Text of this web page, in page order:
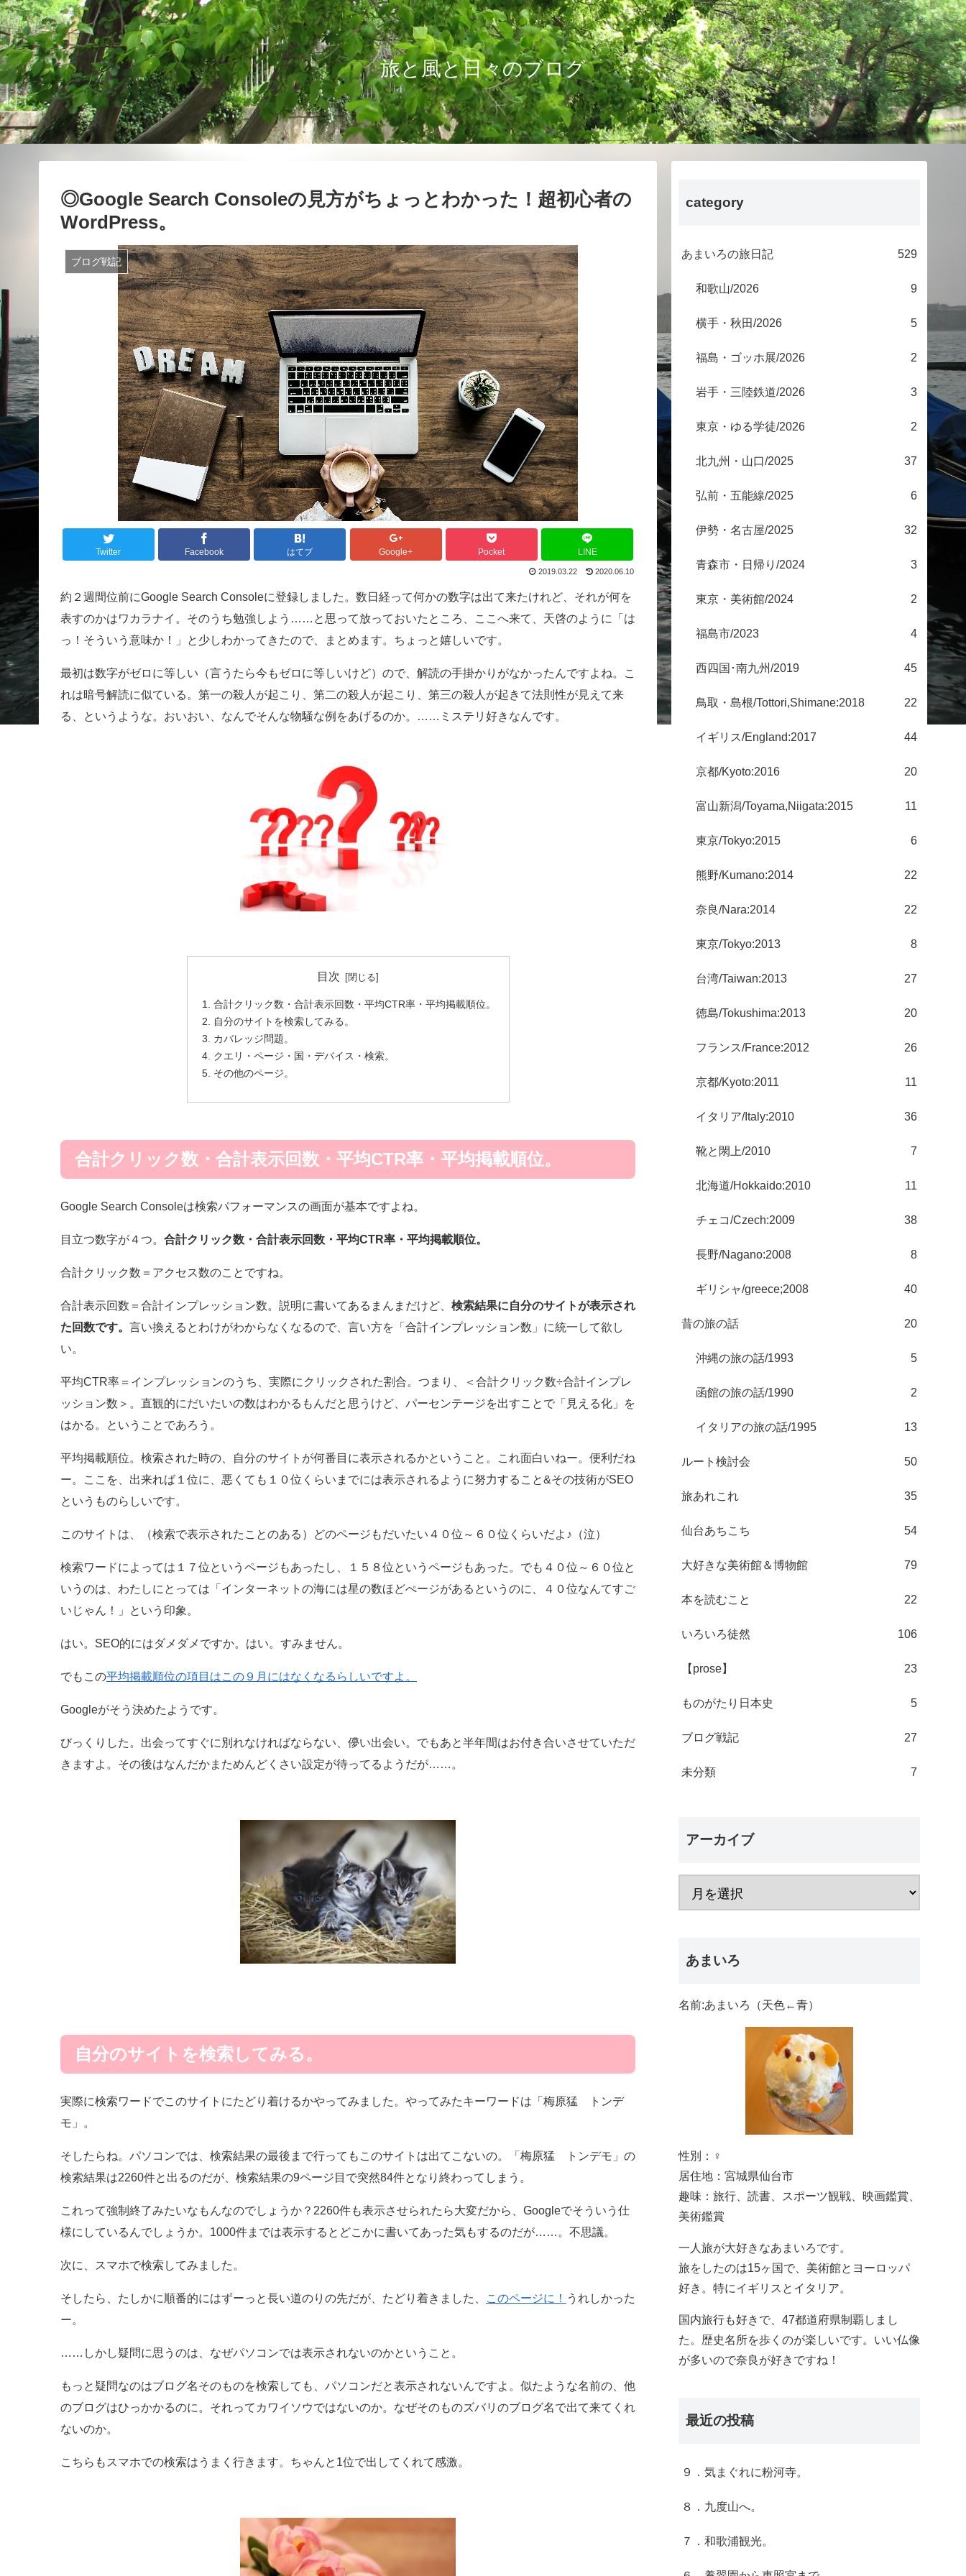
旅と風と日々のブログ
◎Google Search Consoleの見方がちょっとわかった！超初心者の
WordPress。
ブログ戦記
Twitter Facebook はてブ Google+ Pocket LINE
2019.03.22 2020.06.10
約２週間位前にGoogle Search Consoleに登録しました。数日経って何かの数字は出て来たけれど、それが何を
表すのかはワカラナイ。そのうち勉強しよう……と思って放っておいたところ、ここへ来て、天啓のように「は
っ！そういう意味か！」と少しわかってきたので、まとめます。ちょっと嬉しいです。
最初は数字がゼロに等しい（言うたら今もゼロに等しいけど）ので、解読の手掛かりがなかったんですよね。こ
れは暗号解読に似ている。第一の殺人が起こり、第二の殺人が起こり、第三の殺人が起きて法則性が見えて来
る、というような。おいおい、なんでそんな物騒な例をあげるのか。……ミステリ好きなんです。
目次
合計クリック数・合計表示回数・平均CTR率・平均掲載順位。
自分のサイトを検索してみる。
カバレッジ問題。
クエリ・ページ・国・デバイス・検索。
その他のページ。
合計クリック数・合計表示回数・平均CTR率・平均掲載順位。
Google Search Consoleは検索パフォーマンスの画面が基本ですよね。
目立つ数字が４つ。 合計クリック数・合計表示回数・平均CTR率・平均掲載順位。
合計クリック数＝アクセス数のことですね。
合計表示回数＝合計インプレッション数。説明に書いてあるまんまだけど、 検索結果に自分のサイトが表示され
た回数です。 言い換えるとわけがわからなくなるので、言い方を「合計インプレッション数」に統一して欲し
い。
平均CTR率＝インプレッションのうち、実際にクリックされた割合。つまり、＜合計クリック数÷合計インプレ
ッション数＞。直観的にだいたいの数はわかるもんだと思うけど、パーセンテージを出すことで「見える化」を
はかる。ということであろう。
平均掲載順位。検索された時の、自分のサイトが何番目に表示されるかということ。これ面白いねー。便利だね
ー。ここを、出来れば１位に、悪くても１０位くらいまでには表示されるように努力すること&その技術がSEO
というものらしいです。
このサイトは、（検索で表示されたことのある）どのページもだいたい４０位～６０位くらいだよ♪（泣）
検索ワードによっては１７位というページもあったし、１５８位というページもあった。でも４０位～６０位と
いうのは、わたしにとっては「インターネットの海には星の数ほどぺージがあるというのに、４０位なんてすご
いじゃん！」という印象。
はい。SEO的にはダメダメですか。はい。すみません。
でもこの平均掲載順位の項目はこの９月にはなくなるらしいですよ。
Googleがそう決めたようです。
びっくりした。出会ってすぐに別れなければならない、儚い出会い。でもあと半年間はお付き合いさせていただ
きますよ。その後はなんだかまためんどくさい設定が待ってるようだが……。
自分のサイトを検索してみる。
実際に検索ワードでこのサイトにたどり着けるかやってみました。やってみたキーワードは「梅原猛 トンデ
モ」。
そしたらね。パソコンでは、検索結果の最後まで行ってもこのサイトは出てこないの。「梅原猛 トンデモ」の
検索結果は2260件と出るのだが、検索結果の9ページ目で突然84件となり終わってしまう。
これって強制終了みたいなもんなのでしょうか？2260件も表示させられたら大変だから、Googleでそういう仕
様にしているんでしょうか。1000件までは表示するとどこかに書いてあった気もするのだが……。不思議。
次に、スマホで検索してみました。
そしたら、たしかに順番的にはずーっと長い道のりの先だが、たどり着きました、 このページに！ うれしかった
ー。
……しかし疑問に思うのは、なぜパソコンでは表示されないのかということ。
もっと疑問なのはブログ名そのものを検索しても、パソコンだと表示されないんですよ。似たような名前の、他
のブログはひっかかるのに。それってカワイソウではないのか。なぜそのものズバリのブログ名で出て来てくれ
ないのか。
こちらもスマホでの検索はうまく行きます。ちゃんと1位で出してくれて感激。
category
あまいろの旅日記 529
和歌山/2026 9
横手・秋田/2026 5
福島・ゴッホ展/2026 2
岩手・三陸鉄道/2026 3
東京・ゆる学徒/2026 2
北九州・山口/2025 37
弘前・五能線/2025 6
伊勢・名古屋/2025 32
青森市・日帰り/2024 3
東京・美術館/2024 2
福島市/2023 4
西四国･南九州/2019 45
鳥取・島根/Tottori,Shimane:2018 22
イギリス/England:2017 44
京都/Kyoto:2016 20
富山新潟/Toyama,Niigata:2015 11
東京/Tokyo:2015 6
熊野/Kumano:2014 22
奈良/Nara:2014 22
東京/Tokyo:2013 8
台湾/Taiwan:2013 27
徳島/Tokushima:2013 20
フランス/France:2012 26
京都/Kyoto:2011 11
イタリア/Italy:2010 36
靴と閖上/2010 7
北海道/Hokkaido:2010 11
チェコ/Czech:2009 38
長野/Nagano:2008 8
ギリシャ/greece;2008 40
昔の旅の話 20
沖縄の旅の話/1993 5
函館の旅の話/1990 2
イタリアの旅の話/1995 13
ルート検討会 50
旅あれこれ 35
仙台あちこち 54
大好きな美術館＆博物館 79
本を読むこと 22
いろいろ徒然 106
【prose】 23
ものがたり日本史 5
ブログ戦記 27
未分類 7
アーカイブ
あまいろ
名前:あまいろ（天色←青）
性別：♀
居住地：宮城県仙台市
趣味：旅行、読書、スポーツ観戦、映画鑑賞、
美術鑑賞
一人旅が大好きなあまいろです。
旅をしたのは15ヶ国で、美術館とヨーロッパ
好き。特にイギリスとイタリア。
国内旅行も好きで、47都道府県制覇しまし
た。歴史名所を歩くのが楽しいです。いい仏像
が多いので奈良が好きですね！
最近の投稿
９．気まぐれに粉河寺。
８．九度山へ。
７．和歌浦観光。